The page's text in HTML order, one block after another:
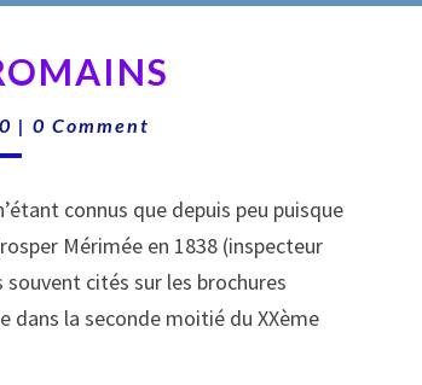
| Comments
0 Comment
connus que depuis peu puisque
Mérimée en 1838 (inspecteur
cités sur les brochures
dans la seconde moitié du XXème